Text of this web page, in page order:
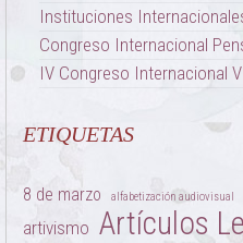
Instituciones
Congreso Internacional
IV Congreso Internacional
ETIQUETAS
8 de marzo alfabetización audiovisual
artivismo Artículos